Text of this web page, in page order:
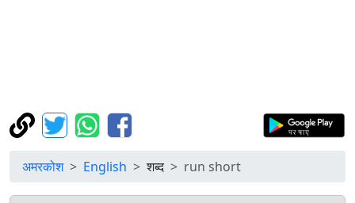
अमरकोश English शब्द run short